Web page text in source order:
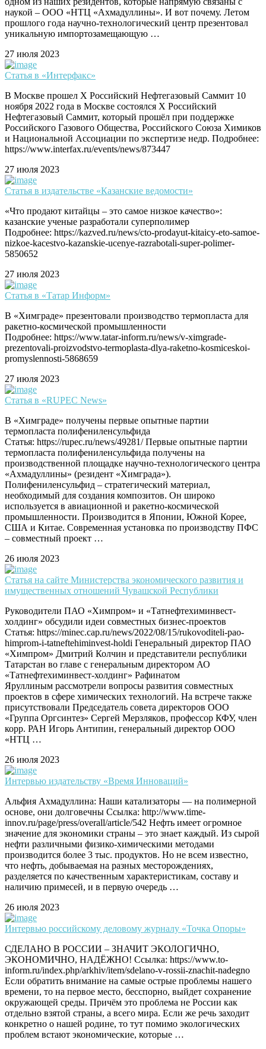
наукой – ООО «НТЦ «Ахмадуллины». И вот почему. Летом
прошлого года научно-технологический центр презентовал
уникальную импортозамещающую …
27 июля 2023
Статья в «Интерфакс»
В Москве прошел X Российский Нефтегазовый Саммит 10
ноября 2022 года в Москве состоялся X Российский
Нефтегазовый Саммит, который прошёл при поддержке
Российского Газового Общества, Российского Союза Химиков
и Национальной Ассоциации по экспертизе недр. Подробнее:
https://www.interfax.ru/events/news/873447
27 июля 2023
Статья в издательстве «Казанские ведомости»
«Что продают китайцы – это самое низкое качество»:
казанские ученые разработали суперполимер
Подробнее: https://kazved.ru/news/cto-prodayut-kitaicy-eto-samoe-
nizkoe-kacestvo-kazanskie-ucenye-razrabotali-super-polimer-
5850652
27 июля 2023
Статья в «Татар Информ»
В «Химграде» презентовали производство термопласта для
ракетно-космической промышленности
Подробнее: https://www.tatar-inform.ru/news/v-ximgrade-
prezentovali-proizvodstvo-termoplasta-dlya-raketno-kosmiceskoi-
promyslennosti-5868659
27 июля 2023
Статья в «RUPEC News»
В «Химграде» получены первые опытные партии
термопласта полифениленсульфида
Статья: https://rupec.ru/news/49281/ Первые опытные партии
термопласта полифениленсульфида получены на
производственной площадке научно-технологического центра
«Ахмадуллины» (резидент «Химграда»).
Полифениленсульфид – стратегический материал,
необходимый для создания композитов. Он широко
используется в авиационной и ракетно-космической
промышленности. Производится в Японии, Южной Корее,
США и Китае. Современная установка по производству ПФС
– совместный проект …
26 июля 2023
Статья на сайте Министерства экономического развития и
имущественных отношений Чувашской Республики
Руководители ПАО «Химпром» и «Татнефтехиминвест-
холдинг» обсудили идеи совместных бизнес-проектов
Статья: https://minec.cap.ru/news/2022/08/15/rukovoditeli-pao-
himprom-i-tatneftehiminvest-holdi Генеральный директор ПАО
«Химпром» Дмитрий Колчин и представители республики
Татарстан во главе с генеральным директором АО
«Татнефтехиминвест-холдинг» Рафинатом
Яруллиным рассмотрели вопросы развития совместных
проектов в сфере химических технологий. На встрече также
присутствовали Председатель совета директоров ООО
«Группа Оргсинтез» Сергей Мерзляков, профессор КФУ, член
корр. РАН Игорь Антипин, генеральный директор ООО
«НТЦ …
26 июля 2023
Интервью издательству «Время Инноваций»
Альфия Ахмадуллина: Наши катализаторы — на полимерной
основе, они долговечны Ссылка: http://www.time-
innov.ru/page/press/overall/article/542 Нефть имеет огромное
значение для экономики страны – это знает каждый. Из сырой
нефти различными физико-химическими методами
производится более 3 тыс. продуктов. Но не всем известно,
что нефть, добываемая на разных месторождениях,
разделяется по качественным характеристикам, составу и
наличию примесей, и в первую очередь …
26 июля 2023
Интервью российскому деловому журналу «Точка Опоры»
СДЕЛАНО В РОССИИ – ЗНАЧИТ ЭКОЛОГИЧНО,
ЭКОНОМИЧНО, НАДЁЖНО! Ссылка: https://www.to-
inform.ru/index.php/arkhiv/item/sdelano-v-rossii-znachit-nadegno
Если обратить внимание на самые острые проблемы нашего
времени, то на первое место, бесспорно, выйдет сохранение
окружающей среды. Причём это проблема не России как
отдельно взятой страны, а всего мира. Если же речь заходит
конкретно о нашей родине, то тут помимо экологических
проблем встают экономические, которые …